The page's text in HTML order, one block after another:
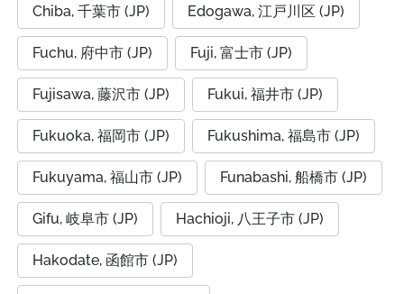
Chiba, 千葉市 (JP) Edogawa, 江戸川区 (JP)
Fuchu, 府中市 (JP) Fuji, 富士市 (JP)
Fujisawa, 藤沢市 (JP) Fukui, 福井市 (JP)
Fukuoka, 福岡市 (JP) Fukushima, 福島市 (JP)
Fukuyama, 福山市 (JP) Funabashi, 船橋市 (JP)
Gifu, 岐阜市 (JP) Hachioji, 八王子市 (JP)
Hakodate, 函館市 (JP)